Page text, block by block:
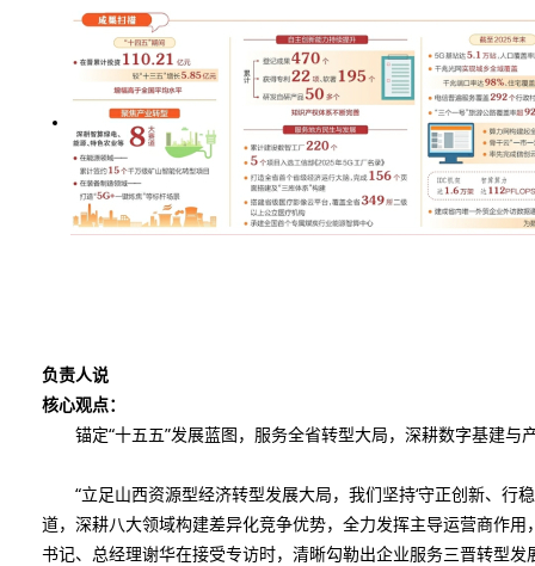
负责人说
核心观点：
锚定“十五五”发展蓝图，服务全省转型大局，深耕数字基建与
“立足山西资源型经济转型发展大局，我们坚持‘守正创新、行稳
道，深耕八大领域构建差异化竞争优势，全力发挥主导运营商作
书记、总经理谢华在接受专访时，清晰勾勒出企业服务三晋转型发